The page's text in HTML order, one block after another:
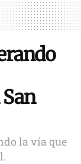
la vía que